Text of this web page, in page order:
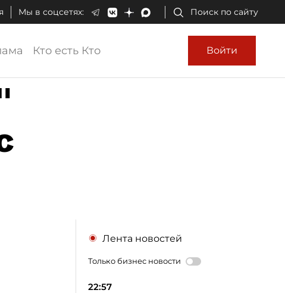
Мы в соцсетях: Поиск по сайту
Кто есть Кто Войти
Лента новостей
Только бизнес новости
22:57